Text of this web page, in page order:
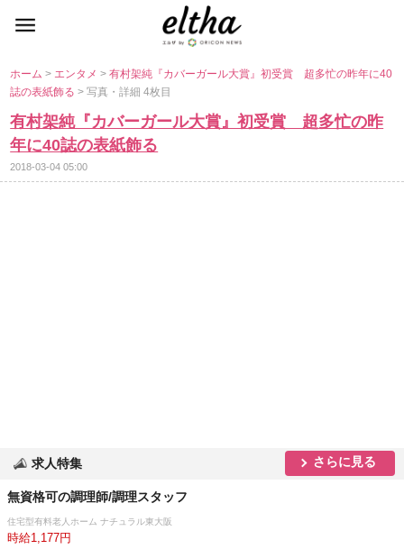
ホーム> エンタメ>有村架純『カバーガール大賞』初受賞 超多忙の昨年に40
誌の表紙飾る> 写真・詳細 4枚目
有村架純『カバーガール大賞』初受賞 超多忙の昨
年に40誌の表紙飾る
2018-03-04 05:00
求人特集 さらに見る
無資格可の調理師/調理スタッフ
住宅型有料老人ホーム ナチュラル東大阪
時給1,177円